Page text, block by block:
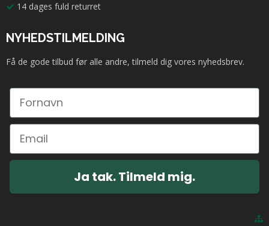
14 dages fuld returret
NYHEDSTILMELDING
Få de gode tilbud før alle andre, tilmeld dig vores nyhedsbrev.
Ja tak. Tilmeld mig.